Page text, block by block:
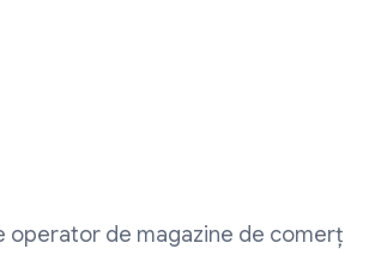
operator de magazine de comerț